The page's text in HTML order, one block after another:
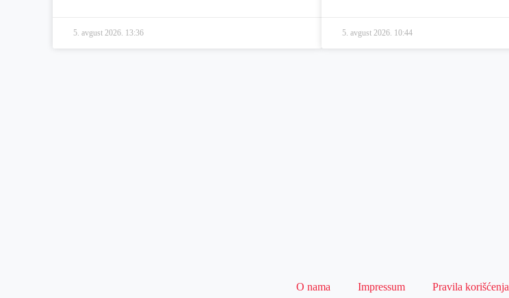
5. avgust 2026. 13:36 5. avgust 2026. 10:44
O nama Impressum Pravila korišćenja